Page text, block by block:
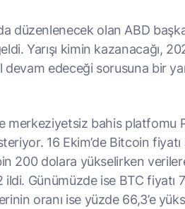
düzenlenecek olan ABD
Yarışı kimin kazanacağı,
devam edeceği sorusuna bir
merkeziyetsiz bahis platfomu
16 Ekim’de Bitcoin
200 dolara yükselirken
Günümüzde ise BTC fiyatı
oranı ise yüzde 66,3’e